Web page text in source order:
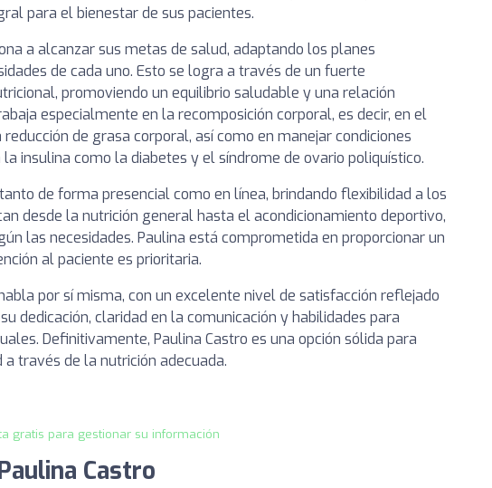
para el bienestar de sus pacientes.
a alcanzar sus metas de salud, adaptando los planes
de cada uno. Esto se logra a través de un fuerte
promoviendo un equilibrio saludable y una relación
especialmente en la recomposición corporal, es decir, en el
de grasa corporal, así como en manejar condiciones
insulina como la diabetes y el síndrome de ovario poliquístico.
de forma presencial como en línea, brindando flexibilidad a los
desde la nutrición general hasta el acondicionamiento deportivo,
las necesidades. Paulina está comprometida en proporcionar un
al paciente es prioritaria.
por sí misma, con un excelente nivel de satisfacción reflejado
dedicación, claridad en la comunicación y habilidades para
Definitivamente, Paulina Castro es una opción sólida para
través de la nutrición adecuada.
gratis para gestionar su información
Castro